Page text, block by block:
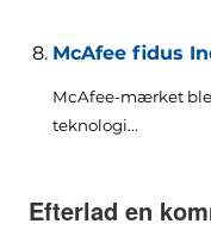
McAfee fidus
McAfee-mærket
teknologi...
Efterlad en